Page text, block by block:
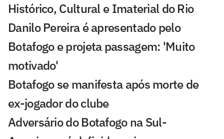
Histórico, Cultural e Imaterial do Rio
Danilo Pereira é apresentado pelo
Botafogo e projeta passagem: 'Muito
motivado'
Botafogo se manifesta após morte de
ex-jogador do clube
Adversário do Botafogo na Sul-